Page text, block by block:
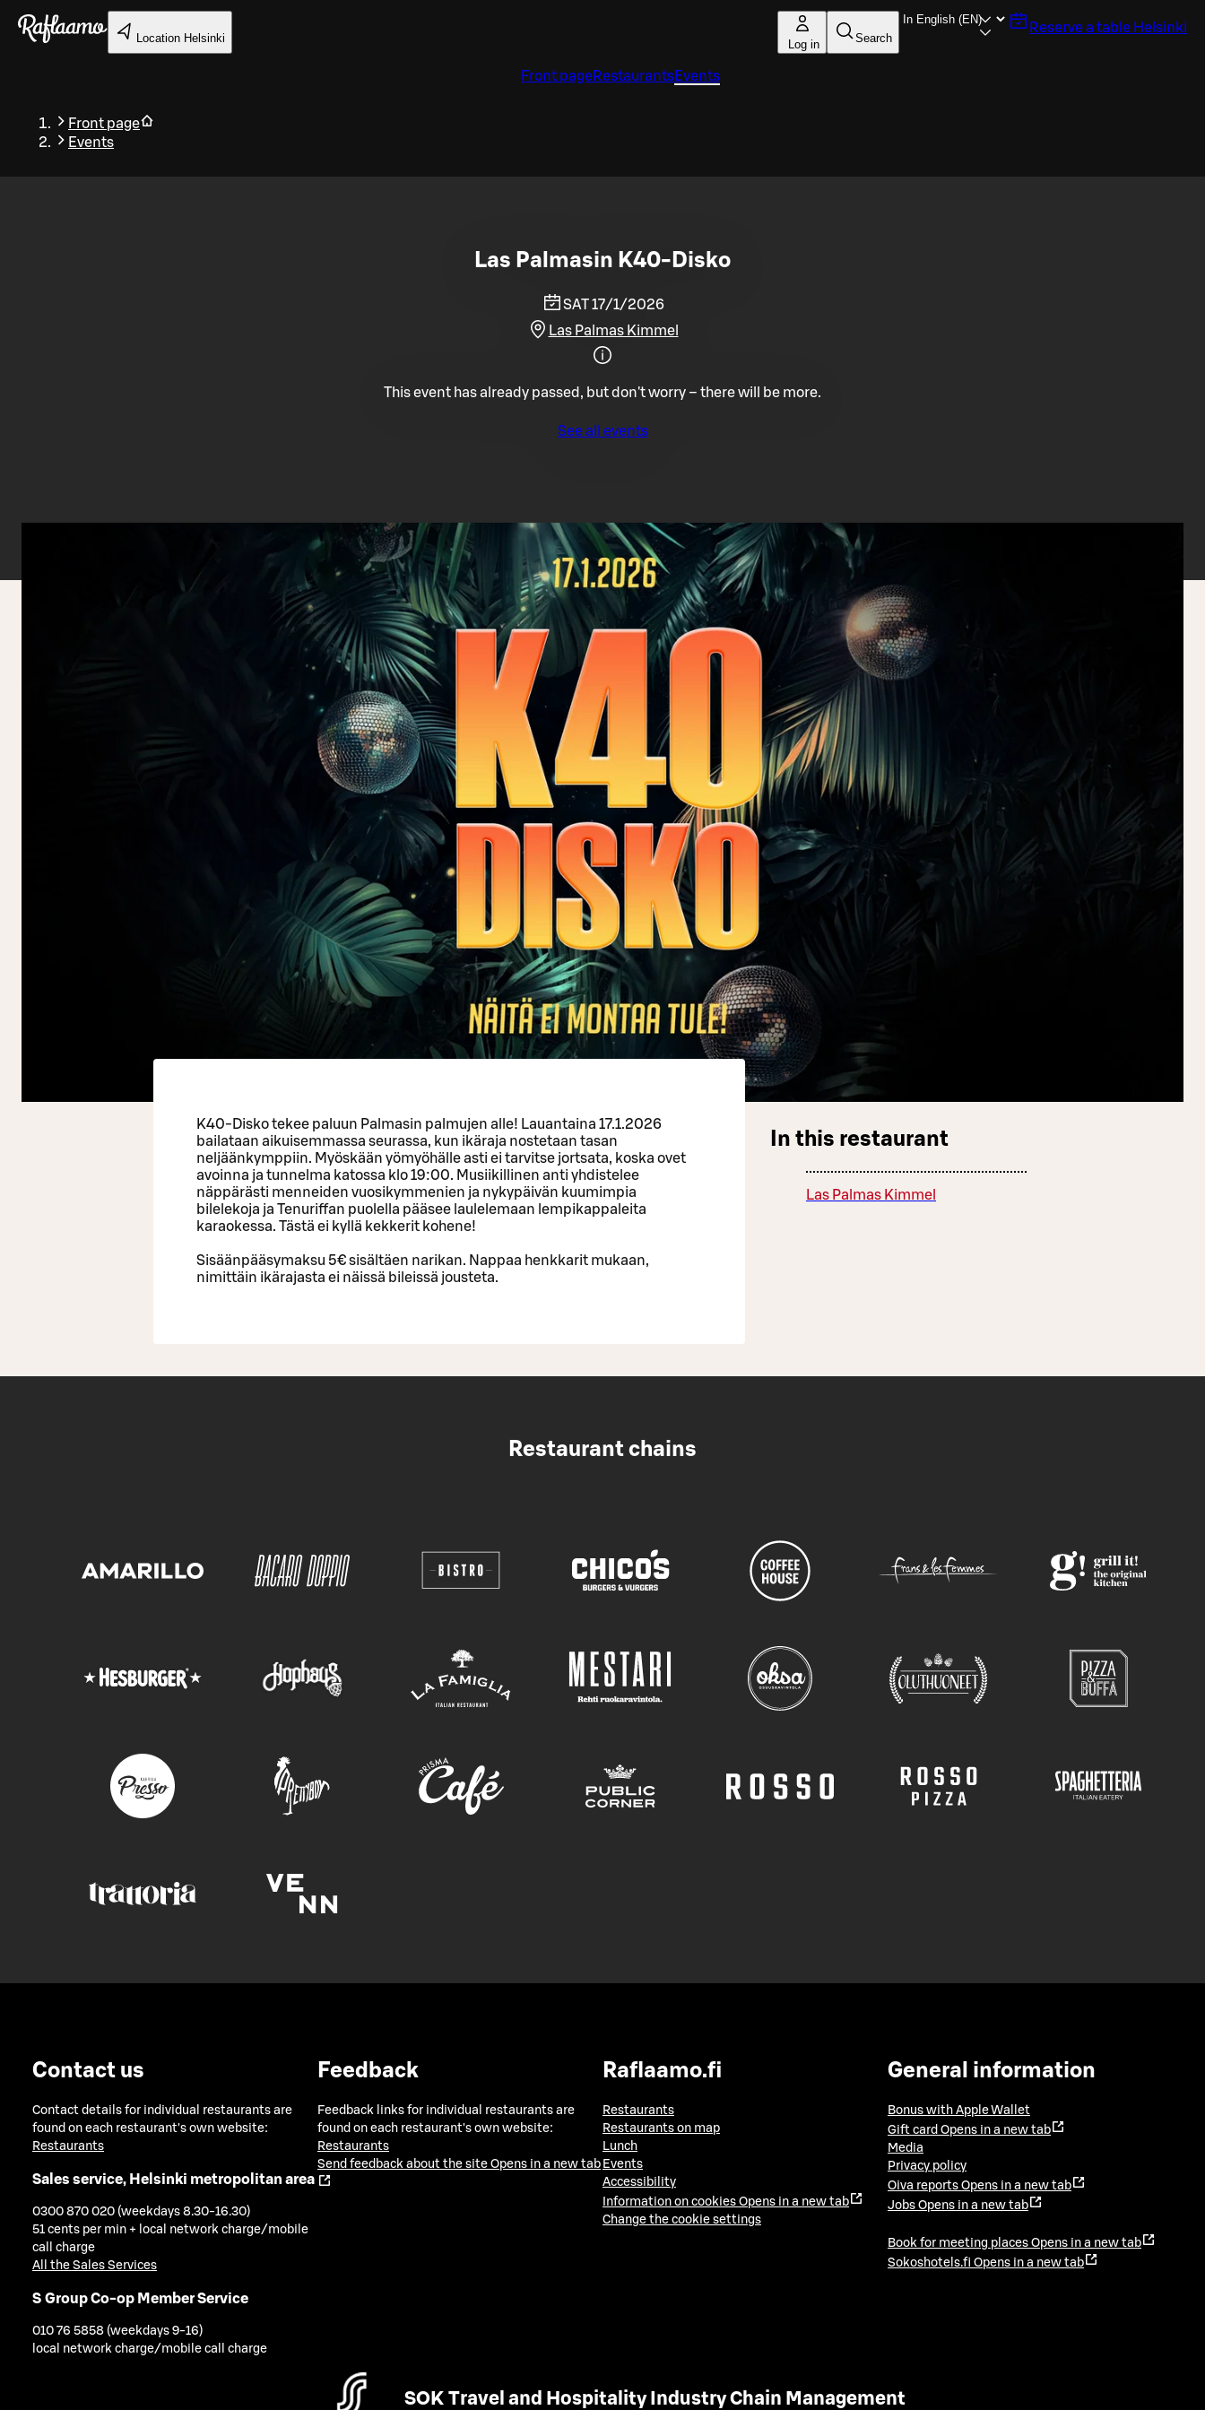
Skip to main content
Location Helsinki Log in Search
Reserve a table Helsinki
Front pageRestaurantsEvents
Front page
Events
Back
Las Palmasin K40-Disko
SAT 17/1/2026
Las Palmas Kimmel
This event has already passed, but don't worry – there will be more.
See all events
K40-Disko tekee paluun Palmasin palmujen alle! Lauantaina 17.1.2026
bailataan aikuisemmassa seurassa, kun ikäraja nostetaan tasan
neljäänkymppiin. Myöskään yömyöhälle asti ei tarvitse jortsata, koska ovet
avoinna ja tunnelma katossa klo 19:00. Musiikillinen anti yhdistelee
näppärästi menneiden vuosikymmenien ja nykypäivän kuumimpia
bilelekoja ja Tenuriffan puolella pääsee laulelemaan lempikappaleita
karaokessa. Tästä ei kyllä kekkerit kohene!
Sisäänpääsymaksu 5€ sisältäen narikan. Nappaa henkkarit mukaan,
nimittäin ikärajasta ei näissä bileissä jousteta.
In this restaurant
Las Palmas Kimmel
Restaurant chains
Contact us
Contact details for individual restaurants are
found on each restaurant's own website:
Restaurants
Sales service, Helsinki metropolitan area
0300 870 020 (weekdays 8.30-16.30)
51 cents per min + local network charge/mobile
call charge
All the Sales Services
S Group Co-op Member Service
010 76 5858 (weekdays 9-16)
local network charge/mobile call charge
Feedback
Feedback links for individual restaurants are
found on each restaurant's own website:
Restaurants
Send feedback about the site Opens in a new tab
Raflaamo.fi
Restaurants
Restaurants on map
Lunch
Events
Accessibility
Information on cookies Opens in a new tab
Change the cookie settings
General information
Bonus with Apple Wallet
Gift card Opens in a new tab
Media
Privacy policy
Oiva reports Opens in a new tab
Jobs Opens in a new tab
Book for meeting places Opens in a new tab
Sokoshotels.fi Opens in a new tab
SOK Travel and Hospitality Industry Chain Management